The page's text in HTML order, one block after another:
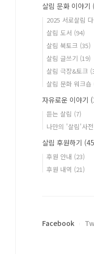
살림 문화 이야기
2025 서로살림
살림 도서 (94)
살림 북토크 (35)
살림 글쓰기 (19)
살림 극장&토크
살림 문화 워크숍
자유로운 이야기
듣는 살림 (7)
나만의 '살림'사전
살림 후원하기
후원 안내 (23)
후원 내역 (21)
Facebook